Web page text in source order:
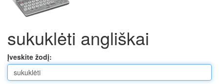
sukuklėti angliškai
Įveskite žodį: